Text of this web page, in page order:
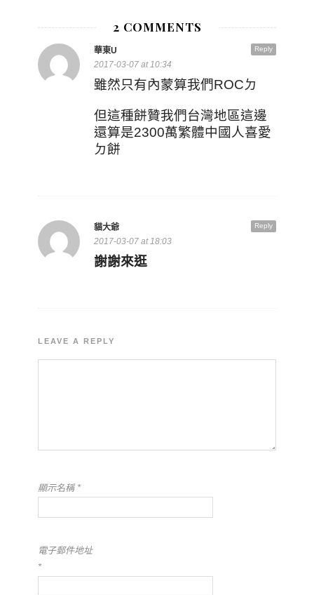
2 COMMENTS
Reply
華東U
2017-03-07 at 10:34
雖然只有內蒙算我們ROCㄉ
但這種餅贊我們台灣地區這邊
還算是2300萬繁體中國人喜愛
ㄉ餅
Reply
貓大爺
2017-03-07 at 18:03
謝謝來逛
LEAVE A REPLY
顯示名稱 *
電子郵件地址
*